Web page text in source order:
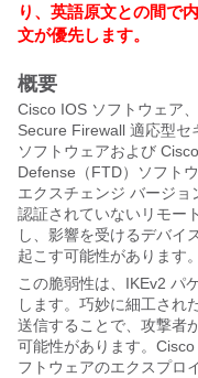
り、英語原文との間で
文が優先します。
概要
Cisco IOS ソフトウェア
Secure Firewall 適応型セ
ソフトウェアおよび
Defense（FTD）ソフト
エクスチェンジ バージョ
認証されていないリモー
し、影響を受けるデバイ
起こす可能性があります。
この脆弱性は、IKEv2 パ
します。巧妙に細工され
送信することで、攻撃者
可能性があります。
フトウェアのエクスプロ